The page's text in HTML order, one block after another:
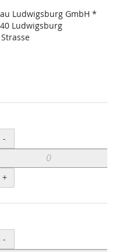
Ludwigsburg GmbH *
Ludwigsburg
Menge
-
+
Menge
-